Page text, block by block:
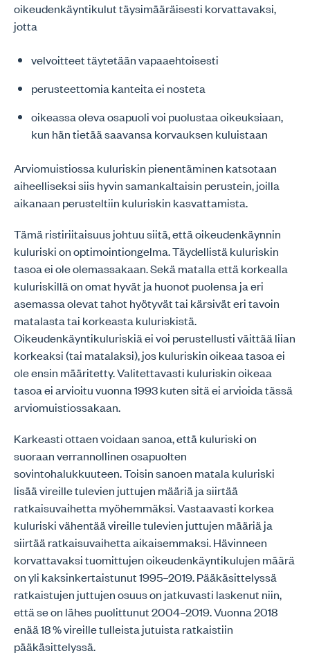
oikeudenkäyntikulut täysimääräisesti korvattavaksi,
jotta
velvoitteet täytetään vapaaehtoisesti
perusteettomia kanteita ei nosteta
oikeassa oleva osapuoli voi puolustaa oikeuksiaan,
kun hän tietää saavansa korvauksen kuluistaan
Arviomuistiossa kuluriskin pienentäminen katsotaan
aiheelliseksi siis hyvin samankaltaisin perustein, joilla
aikanaan perusteltiin kuluriskin kasvattamista.
Tämä ristiriitaisuus johtuu siitä, että oikeudenkäynnin
kuluriski on optimointiongelma. Täydellistä kuluriskin
tasoa ei ole olemassakaan. Sekä matalla että korkealla
kuluriskillä on omat hyvät ja huonot puolensa ja eri
asemassa olevat tahot hyötyvät tai kärsivät eri tavoin
matalasta tai korkeasta kuluriskistä.
Oikeudenkäyntikuluriskiä ei voi perustellusti väittää liian
korkeaksi (tai matalaksi), jos kuluriskin oikeaa tasoa ei
ole ensin määritetty. Valitettavasti kuluriskin oikeaa
tasoa ei arvioitu vuonna 1993 kuten sitä ei arvioida tässä
arviomuistiossakaan.
Karkeasti ottaen voidaan sanoa, että kuluriski on
suoraan verrannollinen osapuolten
sovintohalukkuuteen. Toisin sanoen matala kuluriski
lisää vireille tulevien juttujen määriä ja siirtää
ratkaisuvaihetta myöhemmäksi. Vastaavasti korkea
kuluriski vähentää vireille tulevien juttujen määriä ja
siirtää ratkaisuvaihetta aikaisemmaksi. Hävinneen
korvattavaksi tuomittujen oikeudenkäyntikulujen määrä
on yli kaksinkertaistunut 1995–2019. Pääkäsittelyssä
ratkaistujen juttujen osuus on jatkuvasti laskenut niin,
että se on lähes puolittunut 2004–2019. Vuonna 2018
enää 18 % vireille tulleista jutuista ratkaistiin
pääkäsittelyssä.